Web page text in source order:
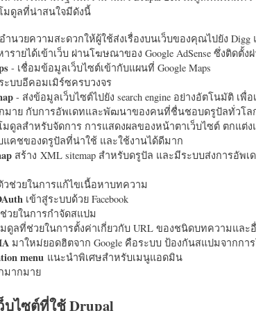
มดูลที่น่าสนใจมีดังนี้
ำนวยความสะดวกให้ผู้ใช้ส่งเรื่องบนเว็บของคุณไปยัง Digg
รายได้เข้าเว็บ ผ่านโฆษณาของ Google AdSense ซึ่งติดตั้ง
- เชื่อมข้อมูลเว็บไซต์เข้ากับแผนที่ Google Maps
ะบบอีคอมเมิร์ซครบวงจร
- ส่งข้อมูลเว็บไซต์ไปยัง search engine อย่างอัตโนมัติ เ
มาย กับการอัพเดทและพัฒนาของคนที่ชื่นชอบดรูปัลทั่วโล
มดูลสำหรับจัดการ การแสดงผลของหน้าตาเว็บไซต์ ตกแต่ง
แคชของดรูปัลที่น่าใช้ และใช้งานได้ดีมาก
สร้าง XML sitemap สำหรับดรูปัล และมีระบบส่งการอัพเด
ช่วยในการแก้ไขเนื้อหาบทความ
เข้าสู่ระบบด้วย Facebook
วยในการกำจัดสแปม
ดูลที่ช่วยในการตั้งค่าเกี่ยวกับ URL ของชนิดบทความและ
มาใหม่ยอดฮิตจาก Google คือระบบ ป้องกันสแปมจากกา
menu แนะนำพิเศษสำหรับเมนูแอดมิน
มากมาย
บไซต์ที่ใช้ Drupal